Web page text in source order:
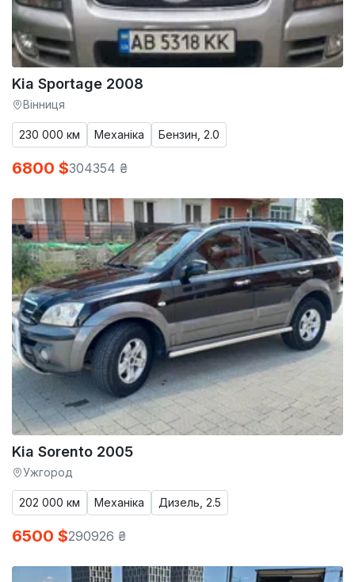
Kia Sportage 2008
Вінниця
230 000 км Механіка Бензин, 2.0
6800 $304354 ₴
Kia Sorento 2005
Ужгород
202 000 км Механіка Дизель, 2.5
6500 $290926 ₴